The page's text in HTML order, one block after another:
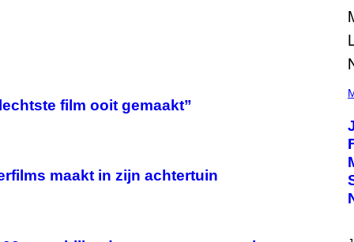
film ooit gemaakt”
maakt in zijn achtertuin
P
T
O
V
I
A
C
A